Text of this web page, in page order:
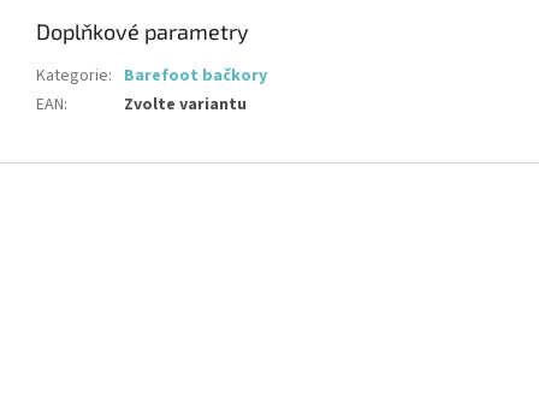
Doplňkové parametry
Kategorie: Barefoot bačkory
EAN: Zvolte variantu